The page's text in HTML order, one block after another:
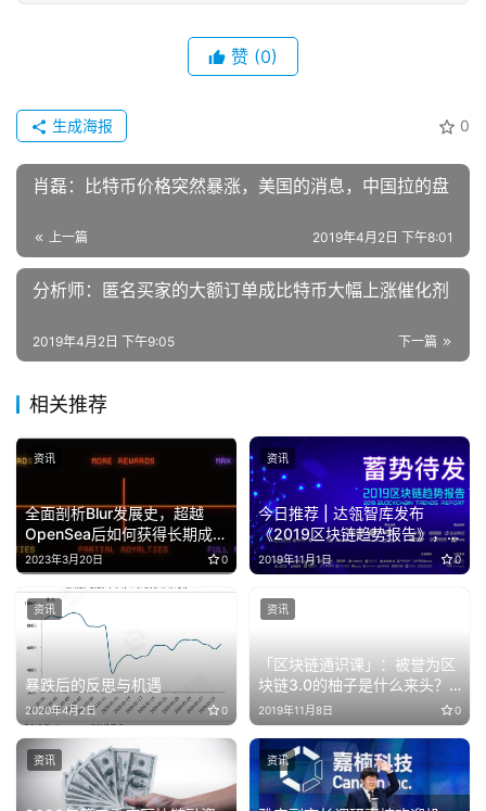
赞 (0)
0
生成海报
肖磊：比特币价格突然暴涨，美国的消息，中国拉的盘
上一篇 2019年4月2日 下午8:01
分析师：匿名买家的大额订单成比特币大幅上涨催化剂
下一篇
2019年4月2日 下午9:05
相关推荐
全面剖析Blur发展史，超越
OpenSea后如何获得长期成
功？
2023年3月20日 0
资讯
今日推荐 | 达瓴智库发布
《2019区块链趋势报告》，
与龚焱教授首次公布产业区块
链估值模型
2019年11月1日 0
资讯
暴跌后的反思与机遇
2020年4月2日 0
资讯
「区块链通识课」：被誉为区
块链3.0的柚子是什么来头？ |
第19讲
2019年11月8日 0
资讯
资讯 资讯